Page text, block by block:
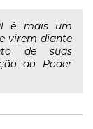
é mais um
virem diante
de suas
do Poder